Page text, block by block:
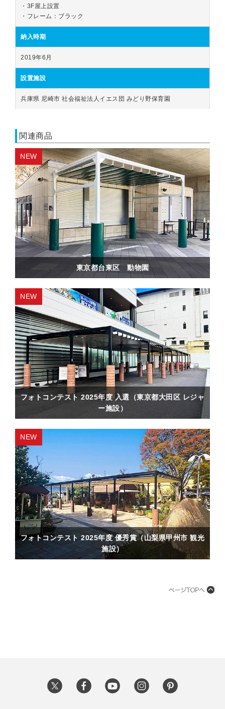
・3F屋上設置
・フレーム：ブラック
納入時期
2019年6月
設置施設
兵庫県 尼崎市 社会福祉法人イエス団 みどり野保育園
関連商品
東京都台東区 動物園
フォトコンテスト 2025年度 入選（東京都大田区 レジャ
ー施設）
フォトコンテスト 2025年度 優秀賞（山梨県甲州市 観光
施設）